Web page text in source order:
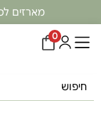
מארזים
0